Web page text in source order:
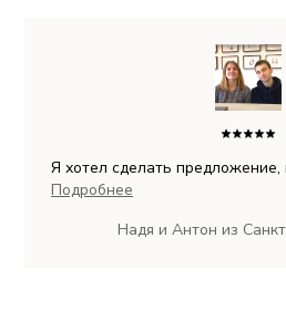
Я хотел сделать предложение,
нашел PIERRE. Моделька,
положительные эмоции!
Подробнее
Надя и Антон из